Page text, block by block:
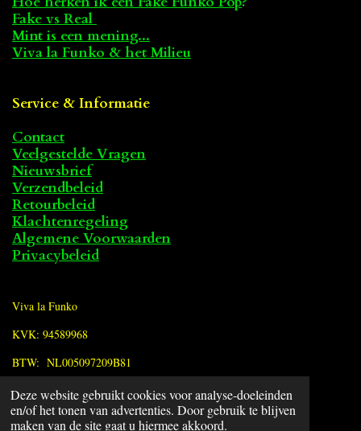
Deze website gebruikt cookies voor analyse-doeleinden
en/of het tonen van advertenties. Door gebruik te blijven
maken van de site gaat u hiermee akkoord.
Fake vs Real
Mint is een mening...
Viva la Funko & het Milieu
Service & Informatie
Contact
Veelgestelde Vragen
Nieuwsbrief
Verzendbeleid
Retourbeleid
Klachtenregeling
Algemene Voorwaarden
Privacybeleid
Viva la Funko
KVK: 94589968
BTW: NL005097209B81
F
a
© 2022 - 2026 Viva la Funko